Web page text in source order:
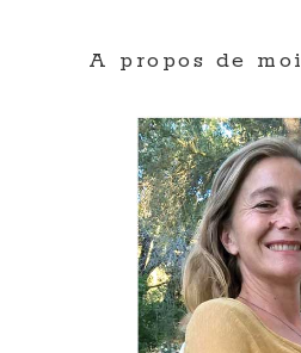
A propos de moi